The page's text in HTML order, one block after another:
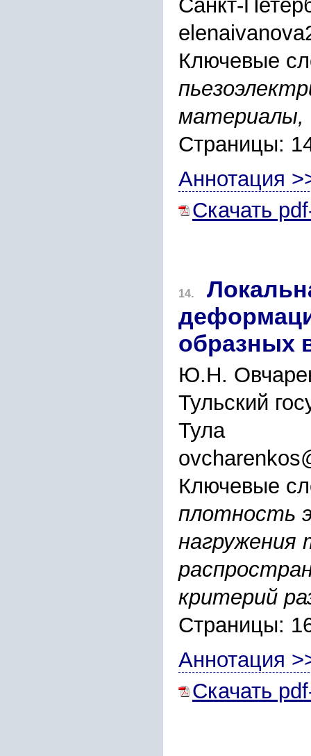
Санкт-
Ключевые
материалы,
Страницы:
Аннотация
Скачать
14.
образных
Ю.Н.
Тульский
Тула
Ключевые
плотность
нагружения
критерий
Страницы:
Аннотация
Скачать